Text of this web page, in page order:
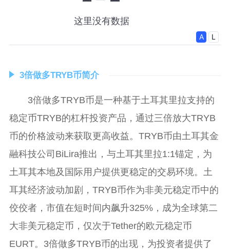
3倍做多TRYB币简介
3倍做多TRYB币是一种基于土耳其里拉支持的
稳定币TRYB的杠杆投资产品，通过三倍放大TRYB
币的价格波动来获取更高收益。TRYB币由土耳其金
融科技公司BiLira推出，与土耳其里拉1:1锚定，为
土耳其本地及国际用户提供更稳定的交易环境。土
耳其经济波动加剧，TRYB币作为非美元稳定币中的
佼佼者，市值在短时间内飙升325%，成为全球第二
大非美元稳定币，仅次于Tether的欧元稳定币
EURT。3倍做多TRYB币的出现，为投资者提供了